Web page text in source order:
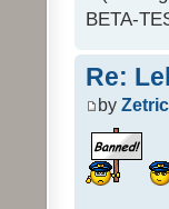
BETA-
Re:
by Zetric